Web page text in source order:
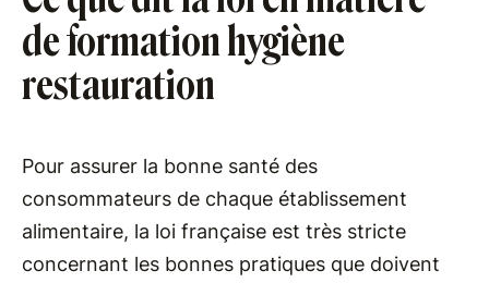
de formation hygiène
restauration
Pour assurer la bonne santé des
consommateurs de chaque établissement
alimentaire, la loi française est très stricte
concernant les bonnes pratiques que doivent